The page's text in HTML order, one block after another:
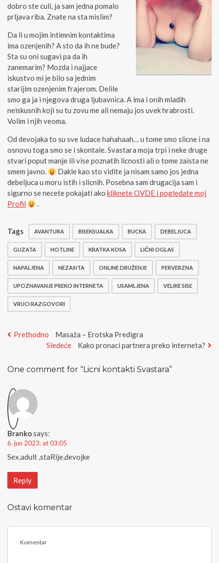
dobro ste culi, ja sam jedna pomalo
prljava riba. Znate na sta mislim?
Da li u mojim intimnim kontaktima
ima ozenjenih? A sto da ih ne bude?
Sta su oni sugavi pa da ih
zanemarim? Mozda i najjace
iskustvo mi je bilo sa jednim
starijim ozenjenim frajerom. Delile
smo ga ja i njegova druga ljubavnica. A ima i onih mladih
neiskusnih koji su tu zovu me ali nemaju jos uvek hrabrosti.
Volim i njih veoma.
Od devojaka to su sve ludace hahahaah… u tome smo slicne i na
osnovu toga smo se i skontale. Svastara moja trpi i neke druge
stvari poput manje ili vise poznatih licnosti ali o tome zaista ne
smem javno.
Dakle kao sto vidite ja nisam samo jos jedna
debeljuca u moru istih i slicnih. Posebna sam drugacija sam i
sigurno se necete pokajati ako kliknete OVDE i pogledate moj
Profil
.
Tags AVANTURA BISEKSUALKA BUCKA DEBELJUCA
GUZATA HOTLINE KRATKA KOSA LIČNI OGLAS
NAPALJENA NEZASITA ONLINE DRUŽENJE PERVERZNA
UPOZNAVANJE PREKO INTERNETA USAMLJENA VELIKE SISE
VRUCI RAZGOVORI
Kretanje
članka
Prethodno
Previous
post:
Masaža – Erotska Predigra
Sledeće
Next
Kako pronaci partnera preko interneta?
One comment for “Licni kontakti Svastara”
Brankosays:
6. jun 2023. at 03:05
Sex,adult ,staRije,devojke
Reply
Ostavi komentar